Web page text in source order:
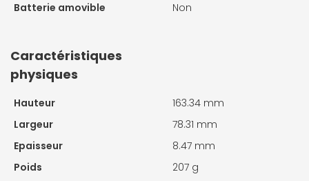
Batterie amovible Non
Caractéristiques
physiques
Hauteur
163.34 mm
Largeur
78.31 mm
Epaisseur
8.47 mm
Poids
207 g